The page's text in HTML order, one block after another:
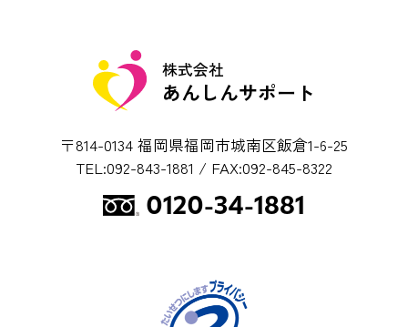
株式会社
あんしんサポート
〒814-0134 福岡県福岡市城南区飯倉1-6-25
TEL:092-843-1881 / FAX:092-845-8322
0120-34-1881